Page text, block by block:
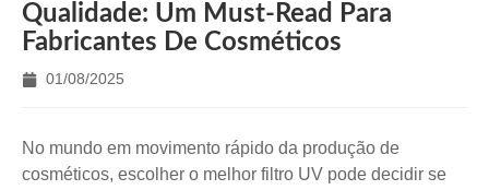
Qualidade: Um Must-Read Para
Fabricantes De Cosméticos
01/08/2025
No mundo em movimento rápido da produção de
cosméticos, escolher o melhor filtro UV pode decidir se